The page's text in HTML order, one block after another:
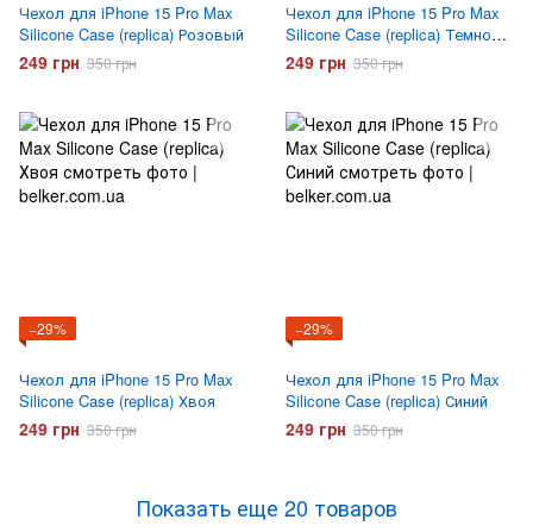
Чехол для iPhone 15 Pro Max
Silicone Case (replica) Розовый
249 грн 350 грн
Чехол для iPhone 15 Pro Max
Silicone Case (replica) Темно
серый
249 грн 350 грн
−29%
Чехол для iPhone 15 Pro Max
Silicone Case (replica) Хвоя
249 грн 350 грн
−29%
Чехол для iPhone 15 Pro Max
Silicone Case (replica) Синий
249 грн 350 грн
Показать еще 20 товаров